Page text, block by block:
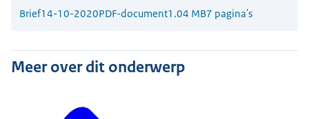
Brief14-10-2020PDF-document1.04 MB7 pagina's
Meer over dit onderwerp